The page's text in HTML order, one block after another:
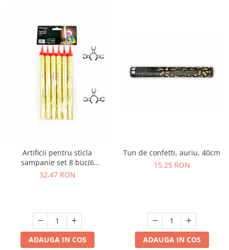
Artificii pentru sticla
sampanie set 8 buc(6
artificii+2cleme)
32,47 RON
ADAUGA IN COS
Tun de confetti, auriu, 40cm
15,25 RON
ADAUGA IN COS